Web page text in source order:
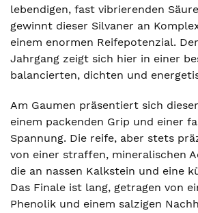
lebendigen, fast vibrierenden
gewinnt dieser Silvaner an
einem enormen Reifepotenzial.
Jahrgang zeigt sich hier in einer
balancierten, dichten und
Am Gaumen präsentiert sich
einem packenden Grip und einer
Spannung. Die reife, aber stets
von einer straffen, mineralischen
die an nassen Kalkstein und eine
Das Finale ist lang, getragen von
Phenolik und einem salzigen